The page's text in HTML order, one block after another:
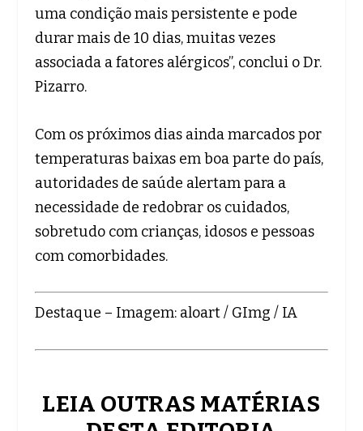
uma condição mais persistente e pode
durar mais de 10 dias, muitas vezes
associada a fatores alérgicos”, conclui o Dr.
Pizarro.
Com os próximos dias ainda marcados por
temperaturas baixas em boa parte do país,
autoridades de saúde alertam para a
necessidade de redobrar os cuidados,
sobretudo com crianças, idosos e pessoas
com comorbidades.
Destaque – Imagem: aloart / GImg / IA
LEIA OUTRAS MATÉRIAS